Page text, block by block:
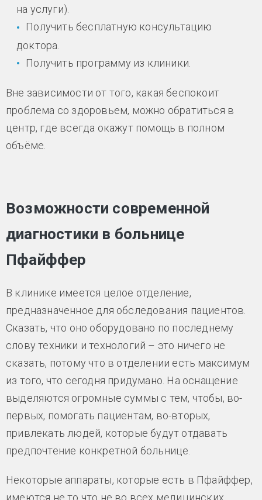
на услуги).
Получить бесплатную консультацию
доктора.
Получить программу из клиники.
Вне зависимости от того, какая беспокоит
проблема со здоровьем, можно обратиться в
центр, где всегда окажут помощь в полном
объёме.
Возможности современной
диагностики в больнице
Пфайффер
В клинике имеется целое отделение,
предназначенное для обследования пациентов.
Сказать, что оно оборудовано по последнему
слову техники и технологий – это ничего не
сказать, потому что в отделении есть максимум
из того, что сегодня придумано. На оснащение
выделяются огромные суммы с тем, чтобы, во-
первых, помогать пациентам, во-вторых,
привлекать людей, которые будут отдавать
предпочтение конкретной больнице.
Некоторые аппараты, которые есть в Пфайффер,
имеются не то что не во всех медицинских